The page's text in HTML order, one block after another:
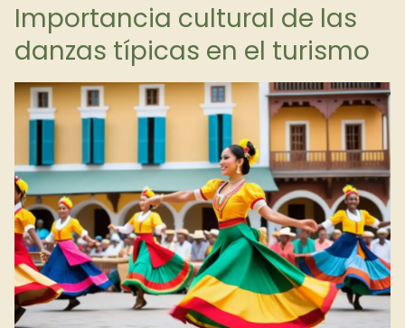
Importancia cultural de las
danzas típicas en el turismo